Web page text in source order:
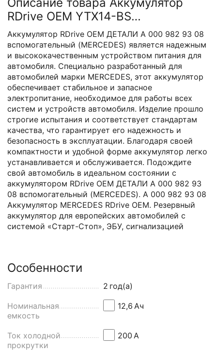
RDrive OEM YTX14-BS
(A0009829308) вспомогательный
(MERCEDES)
Аккумулятор RDrive OEM ДЕТАЛИ A 000 982 93 08
вспомогательный (MERCEDES) является надежным
и высококачественным устройством питания для
автомобиля. Специально разработанный для
автомобилей марки MERCEDES, этот аккумулятор
обеспечивает стабильное и запасное
электропитание, необходимое для работы всех
систем и устройств автомобиля. Изделие прошло
строгие испытания и соответствует стандартам
качества, что гарантирует его надежность и
безопасность в эксплуатации. Благодаря своей
компактности и удобной форме аккумулятор легко
устанавливается и обслуживается. Подождите
свой автомобиль в идеальном состоянии с
аккумулятором RDrive OEM ДЕТАЛИ A 000 982 93
08 вспомогательный (MERCEDES). A 000 982 93 08
Аккумулятор MERCEDES RDrive OEM. Резервный
аккумулятор для европейских автомобилей с
системой «Старт-Стоп», ЭБУ, сигнализацией
Особенности
Гарантия 2 год(а)
Номинальная
емкость
12,6 Aч
Ток холодной
прокрутки
200 А